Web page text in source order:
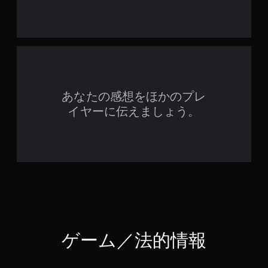
あなたの感想をほかのプレ
イヤーに伝えましょう。
ゲーム／法的情報